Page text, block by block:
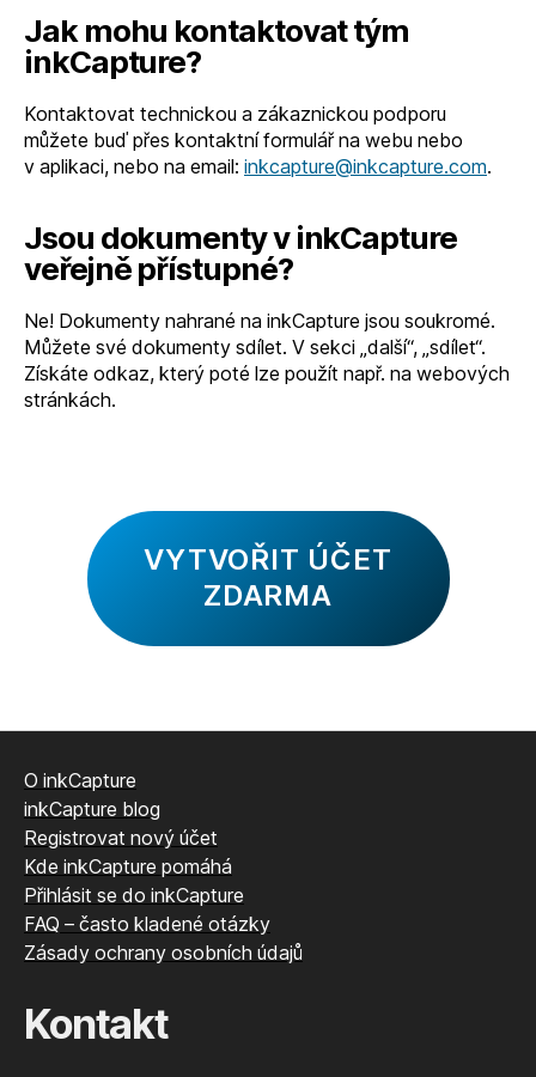
Jak mohu kontaktovat tým
inkCapture?
Kontaktovat technickou a zákaznickou podporu
můžete buď přes kontaktní formulář na webu nebo
v aplikaci, nebo na email: inkcapture@inkcapture.com.
Jsou dokumenty v inkCapture
veřejně přístupné?
Ne! Dokumenty nahrané na inkCapture jsou soukromé.
Můžete své dokumenty sdílet. V sekci „další“, „sdílet“.
Získáte odkaz, který poté lze použít např. na webových
stránkách.
VYTVOŘIT ÚČET
ZDARMA
O inkCapture
inkCapture blog
Registrovat nový účet
Kde inkCapture pomáhá
Přihlásit se do inkCapture
FAQ – často kladené otázky
Zásady ochrany osobních údajů
Kontakt